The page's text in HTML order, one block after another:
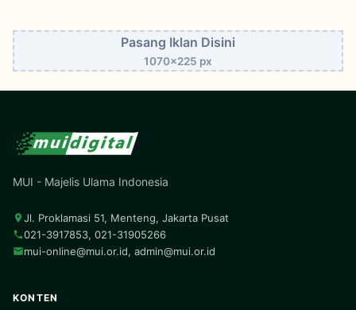
Pasang Iklan Disini
1070x225 px
MUI - Majelis Ulama Indonesia
Jl. Proklamasi 51, Menteng, Jakarta Pusat
021-3917853, 021-31905266
mui-online@mui.or.id, admin@mui.or.id
KONTEN